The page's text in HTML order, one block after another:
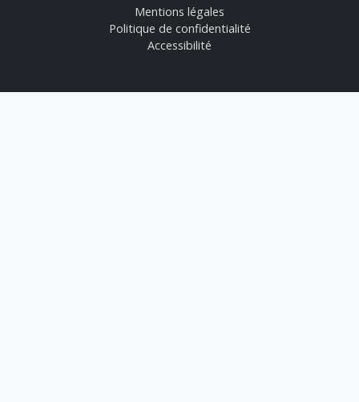
Mentions légales
Politique de confidentialité
Accessibilité